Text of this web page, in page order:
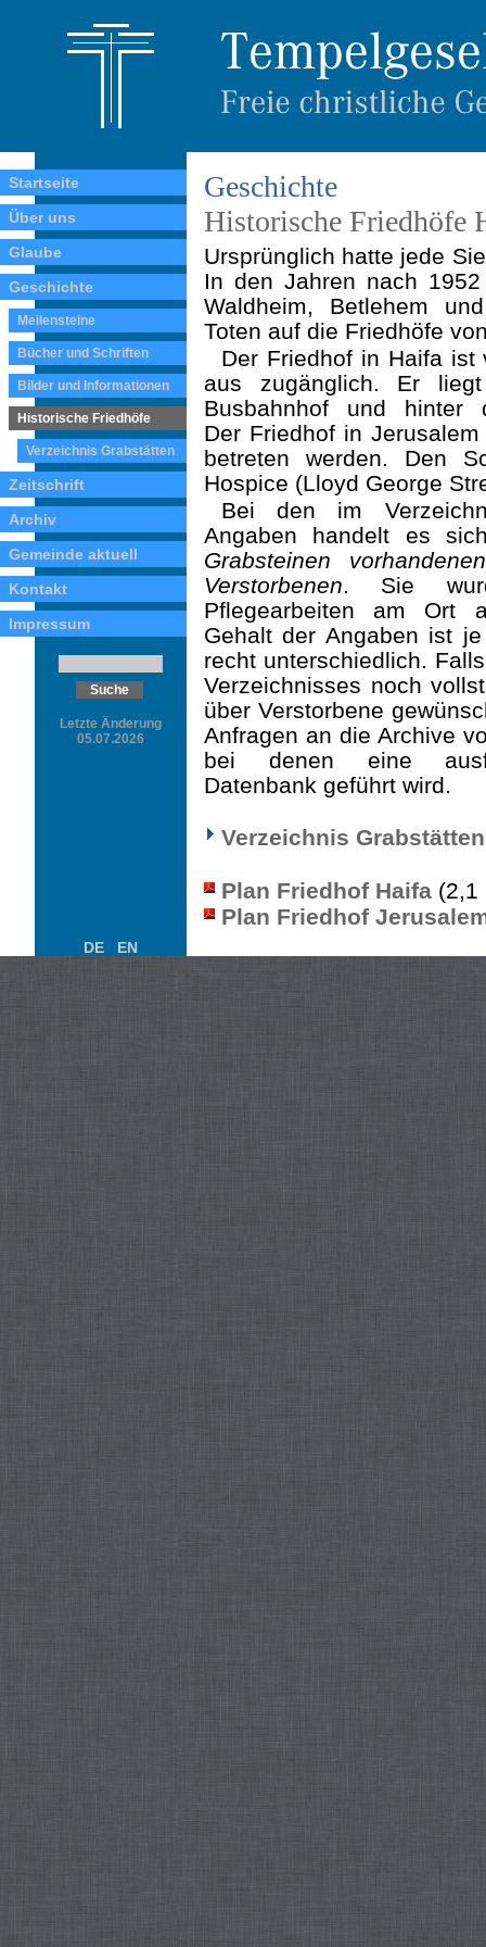
Startseite
Über uns
Glaube
Geschichte
Meilensteine
Bücher und Schriften
Bilder und Informationen
Historische Friedhöfe
Verzeichnis Grabstätten
Zeitschrift
Archiv
Gemeinde aktuell
Kontakt
Impressum
Letzte Änderung
05.07.2026
Geschichte
Historische Friedhöfe
Ursprünglich hatte jede
In den Jahren nach
Waldheim, Betlehem
Toten auf die Friedhöfe
Der Friedhof in Haifa ist
aus zugänglich. Er
Busbahnhof und hinter
Der Friedhof in
betreten werden. Den
Hospice (Lloyd George
Bei den im
Angaben handelt es
Grabsteinen
Verstorbenen. Sie
Pflegearbeiten am Ort
Gehalt der Angaben ist
recht unterschiedlich.
Verzeichnisses noch
über Verstorbene
Anfragen an die Archive
bei denen eine
Datenbank geführt wird.
Verzeichnis Grabstätten
Plan Friedhof Haifa (2,1
Plan Friedhof
DE EN